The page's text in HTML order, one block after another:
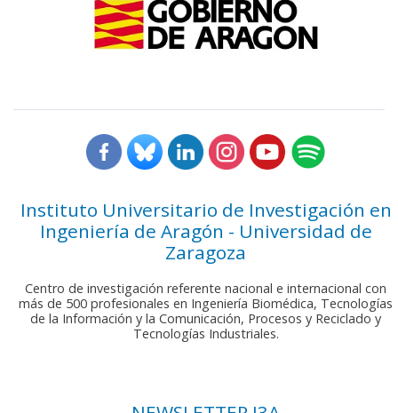
Instituto Universitario de Investigación en
Ingeniería de Aragón - Universidad de
Zaragoza
Centro de investigación referente nacional e internacional con
más de 500 profesionales en Ingeniería Biomédica, Tecnologías
de la Información y la Comunicación, Procesos y Reciclado y
Tecnologías Industriales.